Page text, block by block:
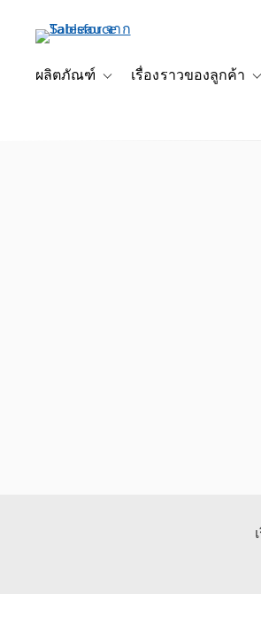
เนื้อหาผลิตภัณฑ์
Toggle sub-navigation for ผลิ
เรื่องราวของลูกค้า